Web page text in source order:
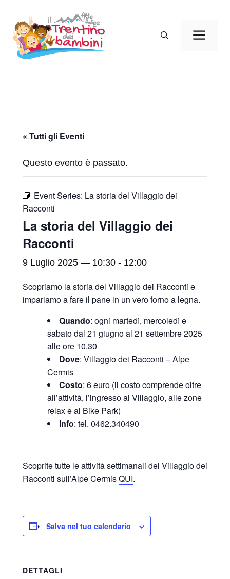
contenuto
« Tutti gli Eventi
Questo evento è passato.
Event Series: La storia del Villaggio dei
Racconti
La storia del Villaggio dei
Racconti
9 Luglio 2025 — 10:30 - 12:00
Scopriamo la storia del Villaggio dei Racconti e
impariamo a fare il pane in un vero forno a legna.
Quando: ogni martedì, mercoledì e
sabato dal 21 giugno al 21 settembre 2025
alle ore 10.30
Dove: Villaggio dei Racconti – Alpe
Cermis
Costo: 6 euro (il costo comprende oltre
all’attività, l’ingresso al Villaggio, alle zone
relax e al Bike Park)
Info: tel. 0462.340490
Scoprite tutte le attività settimanali del Villaggio dei
Racconti sull’Alpe CermisQUI.
Salva nel tuo calendario
DETTAGLI